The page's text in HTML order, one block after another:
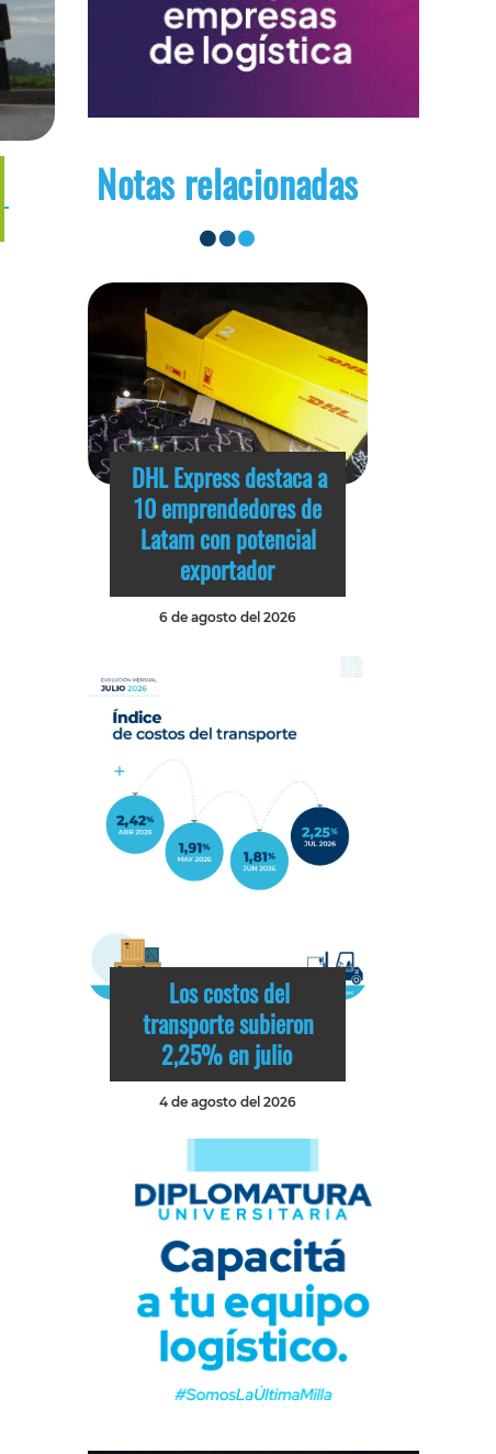
Notas relacionadas
DHL Express destaca a
10 emprendedores de
Latam con potencial
exportador
6 de agosto del 2026
Los costos del
transporte subieron
2,25% en julio
4 de agosto del 2026